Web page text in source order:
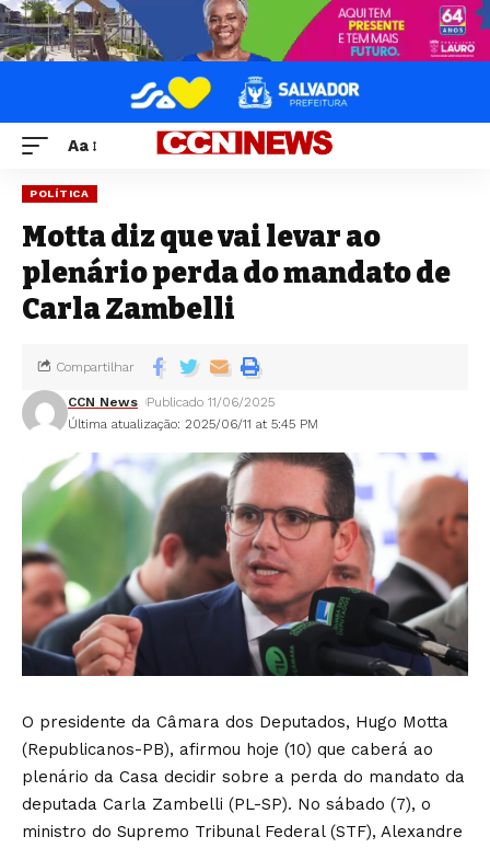
Aa
POLÍTICA
Motta diz que vai levar ao
plenário perda do mandato de
Carla Zambelli
Última atualização: 2025/06/11 at 5:45 PM
CCN News Publicado 11/06/2025
Compartilhar
O presidente da Câmara dos Deputados, Hugo Motta
(Republicanos-PB), afirmou hoje (10) que caberá ao
plenário da Casa decidir sobre a perda do mandato da
deputada Carla Zambelli (PL-SP). No sábado (7), o
ministro do Supremo Tribunal Federal (STF), Alexandre